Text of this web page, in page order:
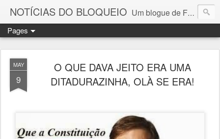
NOTÍCIAS DO BLOQUEIO Um blogue de Fernando Paulouro Neves
Pages
MAY
9
O QUE DAVA JEITO ERA UMA
DITADURAZINHA, OLÀ SE ERA!